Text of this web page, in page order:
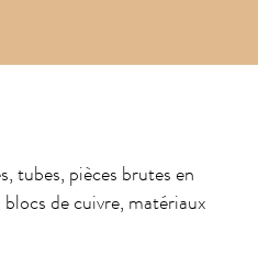
tubes, pièces brutes en
de cuivre, matériaux